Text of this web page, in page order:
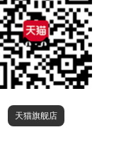
天猫旗舰店